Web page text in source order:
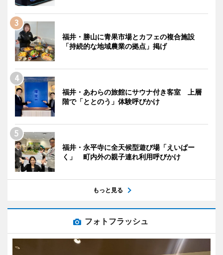
福井・勝山に青果市場とカフェの複合施設
「持続的な地域農業の拠点」掲げ
福井・あわらの旅館にサウナ付き客室 上層
階で「ととのう」体験呼びかけ
福井・永平寺に全天候型遊び場「えいぱー
く」 町内外の親子連れ利用呼びかけ
もっと見る
フォトフラッシュ